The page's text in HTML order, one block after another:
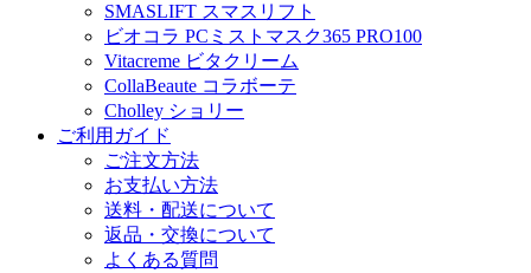
SMASLIFT スマスリフト
ビオコラ PCミストマスク365 PRO100
Vitacreme ビタクリーム
CollaBeaute コラボーテ
Cholley ショリー
ご利用ガイド
ご注文方法
お支払い方法
送料・配送について
返品・交換について
よくある質問